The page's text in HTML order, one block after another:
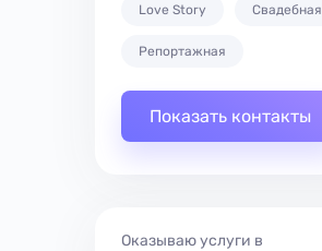
Love Story Свадебная
Репортажная
Показать контакты
Оказываю услуги в